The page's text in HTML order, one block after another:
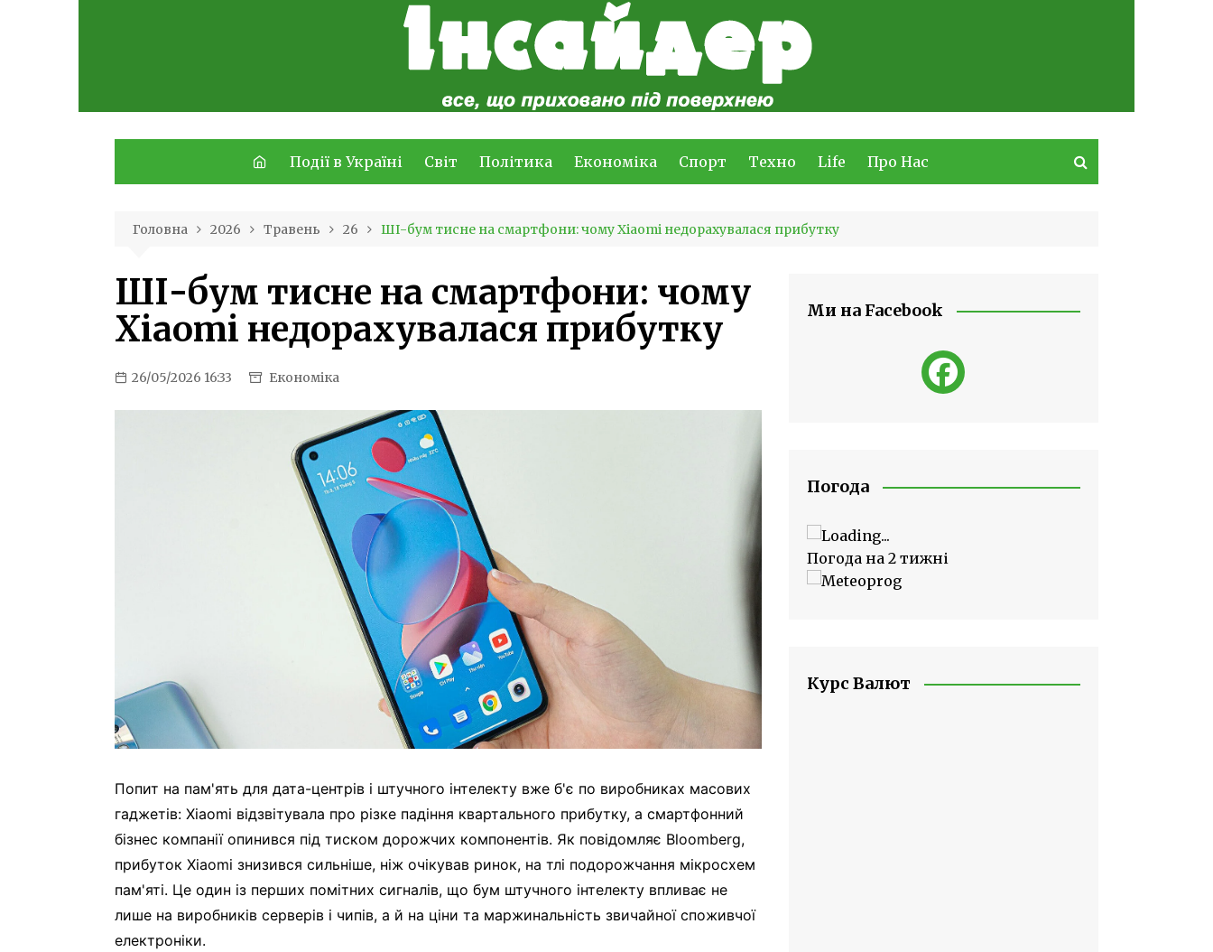
Події в Україні Світ Політика Економіка Спорт Техно Life Про Нас
Головна 2026 Травень 26 ШІ-бум тисне на смартфони: чому Xiaomi недорахувалася прибутку
ШІ-бум тисне на смартфони: чому
Xiaomi недорахувалася прибутку
26/05/2026 16:33 Економіка
Попит на пам'ять для дата-центрів і штучного інтелекту вже б'є по виробниках масових
гаджетів: Xiaomi відзвітувала про різке падіння квартального прибутку, а смартфонний
бізнес компанії опинився під тиском дорожчих компонентів. Як повідомляє Bloomberg,
прибуток Xiaomi знизився сильніше, ніж очікував ринок, на тлі подорожчання мікросхем
пам'яті. Це один із перших помітних сигналів, що бум штучного інтелекту впливає не
лише на виробників серверів і чипів, а й на ціни та маржинальність звичайної споживчої
електроніки.
Ми на Facebook
Погода
Погода на 2 тижні
Курс Валют